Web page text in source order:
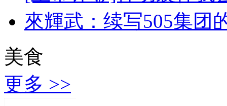
來輝武：续写505集团
美食
更多 >>